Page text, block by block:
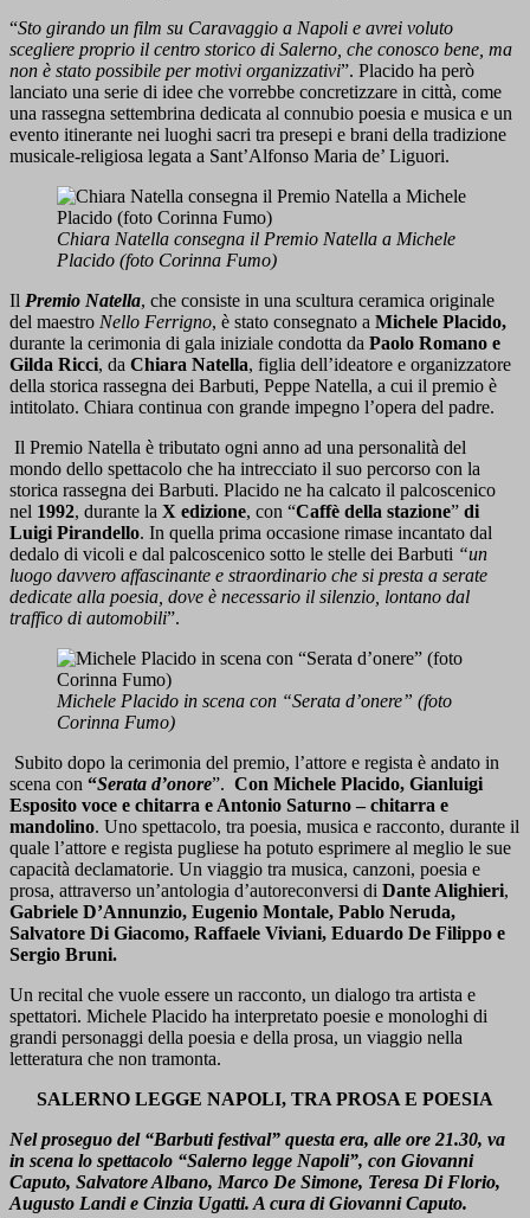
“Sto girando un film su Caravaggio a Napoli e avrei voluto
scegliere proprio il centro storico di Salerno, che conosco bene, ma
non è stato possibile per motivi organizzativi”. Placido ha però
lanciato una serie di idee che vorrebbe concretizzare in città, come
una rassegna settembrina dedicata al connubio poesia e musica e un
evento itinerante nei luoghi sacri tra presepi e brani della tradizione
musicale-religiosa legata a Sant’Alfonso Maria de’ Liguori.
Chiara Natella consegna il Premio Natella a Michele
Placido (foto Corinna Fumo)
Il Premio Natella, che consiste in una scultura ceramica originale
del maestro Nello Ferrigno, è stato consegnato a Michele Placido,
durante la cerimonia di gala iniziale condotta da Paolo Romano e
Gilda Ricci, da Chiara Natella, figlia dell’ideatore e organizzatore
della storica rassegna dei Barbuti, Peppe Natella, a cui il premio è
intitolato. Chiara continua con grande impegno l’opera del padre.
Il Premio Natella è tributato ogni anno ad una personalità del
mondo dello spettacolo che ha intrecciato il suo percorso con la
storica rassegna dei Barbuti. Placido ne ha calcato il palcoscenico
nel 1992, durante la X edizione, con “Caffè della stazione” di
Luigi Pirandello. In quella prima occasione rimase incantato dal
dedalo di vicoli e dal palcoscenico sotto le stelle dei Barbuti “un
luogo davvero affascinante e straordinario che si presta a serate
dedicate alla poesia, dove è necessario il silenzio, lontano dal
traffico di automobili”.
Michele Placido in scena con “Serata d’onere” (foto
Corinna Fumo)
Subito dopo la cerimonia del premio, l’attore e regista è andato in
scena con “Serata d’onore”. Con Michele Placido, Gianluigi
Esposito voce e chitarra e Antonio Saturno – chitarra e
mandolino. Uno spettacolo, tra poesia, musica e racconto, durante il
quale l’attore e regista pugliese ha potuto esprimere al meglio le sue
capacità declamatorie. Un viaggio tra musica, canzoni, poesia e
prosa, attraverso un’antologia d’autoreconversi di Dante Alighieri,
Gabriele D’Annunzio, Eugenio Montale, Pablo Neruda,
Salvatore Di Giacomo, Raffaele Viviani, Eduardo De Filippo e
Sergio Bruni.
Un recital che vuole essere un racconto, un dialogo tra artista e
spettatori. Michele Placido ha interpretato poesie e monologhi di
grandi personaggi della poesia e della prosa, un viaggio nella
letteratura che non tramonta.
SALERNO LEGGE NAPOLI, TRA PROSA E POESIA
Nel proseguo del “Barbuti festival” questa era, alle ore 21.30, va
in scena lo spettacolo “Salerno legge Napoli”, con Giovanni
Caputo, Salvatore Albano, Marco De Simone, Teresa Di Florio,
Augusto Landi e Cinzia Ugatti. A cura di Giovanni Caputo.